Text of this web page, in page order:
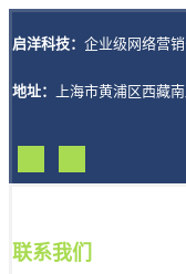
启洋科技： 企业级网络营
地址： 上海市黄浦区西藏
联系我们